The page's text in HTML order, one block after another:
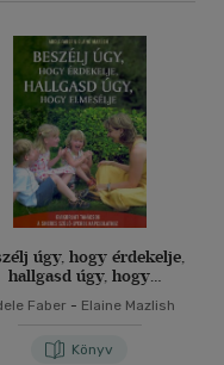
úgy, hogy érdekelje,
hallgasd úgy, hogy
Faber - Elaine Mazlish
Könyv